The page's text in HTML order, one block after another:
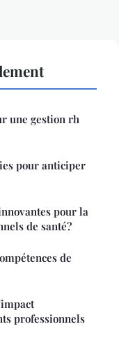
une gestion rh
pour anticiper
pour la
de santé?
de
professionnels